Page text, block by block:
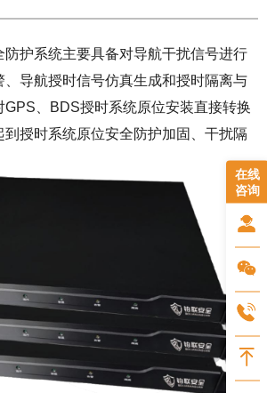
防护系统主要具备对导航干扰信号进行
、导航授时信号仿真生成和授时隔离与
GPS、BDS授时系统原位安装直接转换
到授时系统原位安全防护加固、干扰隔
在线
咨询